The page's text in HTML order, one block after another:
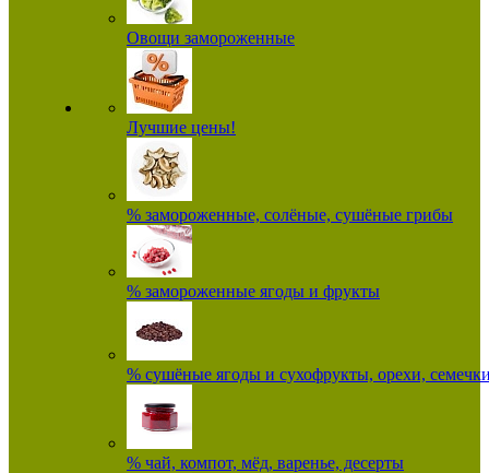
Овощи замороженные
Лучшие цены!
% замороженные, солёные, сушёные грибы
% замороженные ягоды и фрукты
% сушёные ягоды и сухофрукты, орехи,
% чай, компот, мёд, варенье, десерты